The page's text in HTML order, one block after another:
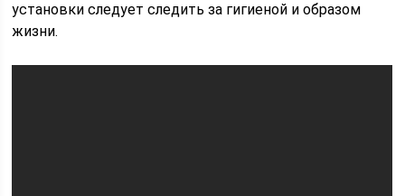
установки следует следить за гигиеной и образом
жизни.